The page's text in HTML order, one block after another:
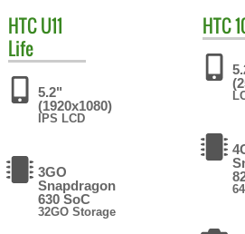
HTCU11
Life
5.2"
(1920x1080)
IPS LCD
3GO
Snapdragon
630 SoC
32GO Storage
HTC